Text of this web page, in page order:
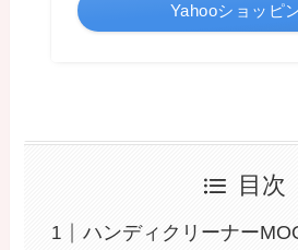
Yahooショッピ
目次
ハンディクリーナー